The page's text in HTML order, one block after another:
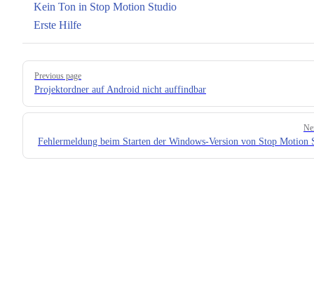
Kein Ton in Stop Motion Studio
Erste Hilfe
Pager
Previous page
Projektordner auf Android nicht auffindbar
Fehlermeldung beim Starten der Windows-Version von Stop Motion